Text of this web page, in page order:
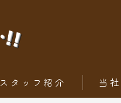
スタッフ紹介 当